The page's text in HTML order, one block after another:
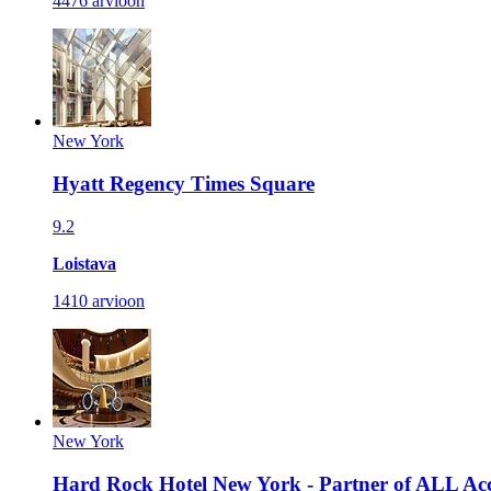
New York
Hyatt Regency Times Square
9.2
Loistava
1410 arvioon
New York
Hard Rock Hotel New York - Partner of ALL